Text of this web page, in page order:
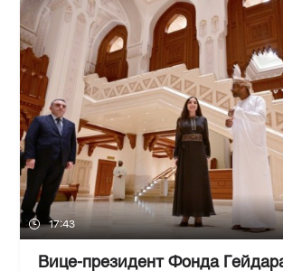
17:43
Вице-президент Фонда